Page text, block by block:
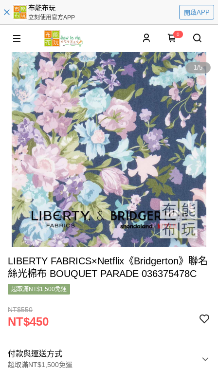
布能布玩
立刻使用官方APP
開啟APP
0
1/5
LIBERTY FABRICS×Netflix《Bridgerton》聯名
絲光棉布 BOUQUET PARADE 036375478C
超取滿NT$1,500免運
NT$550
NT$450
付款與運送方式
超取滿NT$1,500免運